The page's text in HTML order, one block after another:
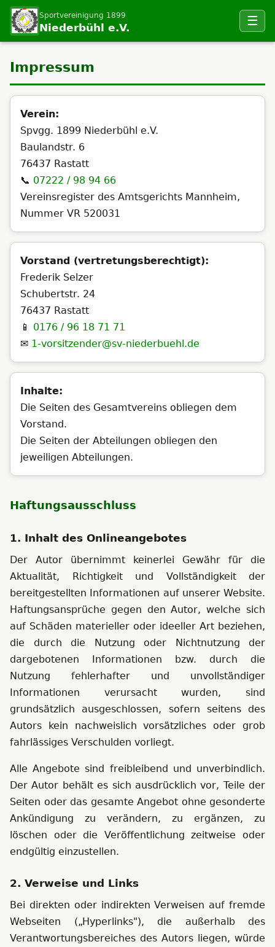
Sportvereinigung 1899
Niederbühl e.V. ☰
Impressum
Verein:
Spvgg. 1899 Niederbühl e.V.
Baulandstr. 6
76437 Rastatt
📞 07222 / 98 94 66
Vereinsregister des Amtsgerichts Mannheim,
Nummer VR 520031
Vorstand (vertretungsberechtigt):
Frederik Selzer
Schubertstr. 24
76437 Rastatt
📱 0176 / 96 18 71 71
✉️ 1-vorsitzender@sv-niederbuehl.de
Inhalte:
Die Seiten des Gesamtvereins obliegen dem
Vorstand.
Die Seiten der Abteilungen obliegen den
jeweiligen Abteilungen.
Haftungsausschluss
1. Inhalt des Onlineangebotes
Der Autor übernimmt keinerlei Gewähr für die
Aktualität, Richtigkeit und Vollständigkeit der
bereitgestellten Informationen auf unserer Website.
Haftungsansprüche gegen den Autor, welche sich
auf Schäden materieller oder ideeller Art beziehen,
die durch die Nutzung oder Nichtnutzung der
dargebotenen Informationen bzw. durch die
Nutzung fehlerhafter und unvollständiger
Informationen verursacht wurden, sind
grundsätzlich ausgeschlossen, sofern seitens des
Autors kein nachweislich vorsätzliches oder grob
fahrlässiges Verschulden vorliegt.
Alle Angebote sind freibleibend und unverbindlich.
Der Autor behält es sich ausdrücklich vor, Teile der
Seiten oder das gesamte Angebot ohne gesonderte
Ankündigung zu verändern, zu ergänzen, zu
löschen oder die Veröffentlichung zeitweise oder
endgültig einzustellen.
2. Verweise und Links
Bei direkten oder indirekten Verweisen auf fremde
Webseiten („Hyperlinks"), die außerhalb des
Verantwortungsbereiches des Autors liegen, würde